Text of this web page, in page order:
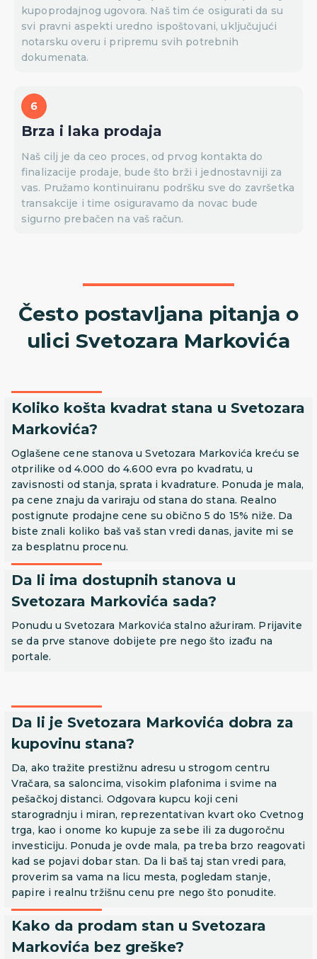
kupoprodajnog ugovora. Naš tim će osigurati da su
svi pravni aspekti uredno ispoštovani, uključujući
notarsku overu i pripremu svih potrebnih
dokumenata.
Brza i laka prodaja
Naš cilj je da ceo proces, od prvog kontakta do
finalizacije prodaje, bude što brži i jednostavniji za
vas. Pružamo kontinuiranu podršku sve do završetka
transakcije i time osiguravamo da novac bude
sigurno prebačen na vaš račun.
Često postavljana pitanja o
ulici Svetozara Markovića
Koliko košta kvadrat stana u Svetozara
Markovića?
Oglašene cene stanova u Svetozara Markovića kreću se
otprilike od 4.000 do 4.600 evra po kvadratu, u
zavisnosti od stanja, sprata i kvadrature. Ponuda je mala,
pa cene znaju da variraju od stana do stana. Realno
postignute prodajne cene su obično 5 do 15% niže. Da
biste znali koliko baš vaš stan vredi danas, javite mi se
za besplatnu procenu.
Da li ima dostupnih stanova u
Svetozara Markovića sada?
Ponudu u Svetozara Markovića stalno ažuriram. Prijavite
se da prve stanove dobijete pre nego što izađu na
portale.
Da li je Svetozara Markovića dobra za
kupovinu stana?
Da, ako tražite prestižnu adresu u strogom centru
Vračara, sa saloncima, visokim plafonima i svime na
pešačkoj distanci. Odgovara kupcu koji ceni
starogradnju i miran, reprezentativan kvart oko Cvetnog
trga, kao i onome ko kupuje za sebe ili za dugoročnu
investiciju. Ponuda je ovde mala, pa treba brzo reagovati
kad se pojavi dobar stan. Da li baš taj stan vredi para,
proverim sa vama na licu mesta, pogledam stanje,
papire i realnu tržišnu cenu pre nego što ponudite.
Kako da prodam stan u Svetozara
Markovića bez greške?